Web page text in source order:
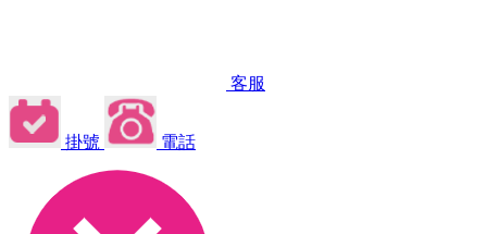
客服
掛號 電話